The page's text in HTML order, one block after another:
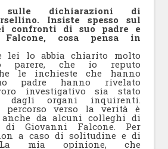
sulle dichiarazioni di
Insiste spesso sul
confronti di suo padre e
cosa pensa in
lei lo abbia chiarito molto
parere, che io reputo
le inchieste che hanno
padre hanno rivelato
investigativo sia stato
dagli organi inquirenti.
percorso verso la verità è
anche da alcuni colleghi di
Giovanni Falcone. Per
a caso di solitudine e di
La mia opinione, che